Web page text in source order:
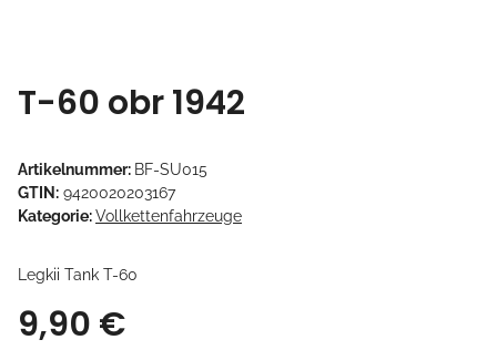
T-60 obr 1942
Artikelnummer: BF-SU015
GTIN: 9420020203167
Kategorie:Vollkettenfahrzeuge
Legkii Tank T-60
9,90 €